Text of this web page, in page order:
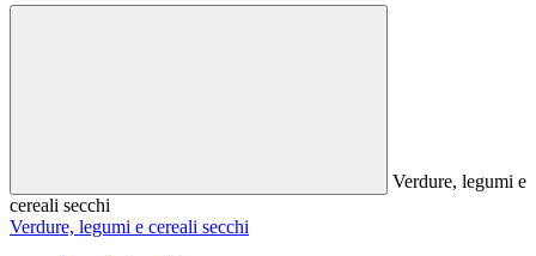
Verdure, legumi e
cereali secchi
Verdure, legumi e cereali secchi